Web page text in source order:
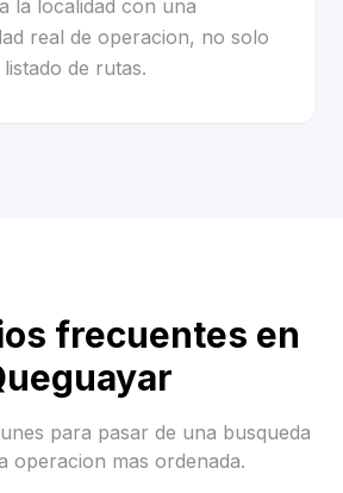
la localidad con una
real de operacion, no solo
de rutas.
frecuentes en
para pasar de una busqueda
operacion mas ordenada.